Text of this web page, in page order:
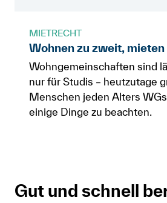
MIETRECHT
Wohnen zu zweit,
Wohngemeinschaften sind
nur für Studis – heutzutage
Menschen jeden Alters
einige Dinge zu beachten.
Gut und schnell